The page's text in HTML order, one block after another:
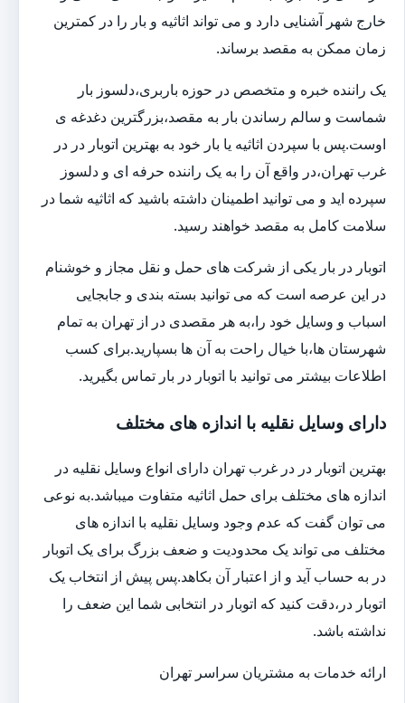
خارج شهر آشنایی دارد و می تواند اثاثیه و بار را در کمترین
زمان ممکن به مقصد برساند.
یک راننده خبره و متخصص در حوزه باربری،دلسوز بار
شماست و سالم رساندن بار به مقصد،بزرگترین دغدغه ی
اوست.پس با سپردن اثاثیه یا بار خود به بهترین اتوبار در در
غرب تهران،در واقع آن را به یک راننده حرفه ای و دلسوز
سپرده اید و می توانید اطمینان داشته باشید که اثاثیه شما در
سلامت کامل به مقصد خواهند رسید.
اتوبار در بار یکی از شرکت های حمل و نقل مجاز و خوشنام
در این عرصه است که می توانید بسته بندی و جابجایی
اسباب و وسایل خود را،به هر مقصدی در از تهران به تمام
شهرستان ها،با خیال راحت به آن ها بسپارید.برای کسب
اطلاعات بیشتر می توانید با اتوبار در بار تماس بگیرید.
دارای وسایل نقلیه با اندازه های مختلف
بهترین اتوبار در در غرب تهران دارای انواع وسایل نقلیه در
اندازه های مختلف برای حمل اثاثیه متفاوت می‎باشد.به نوعی
می توان گفت که عدم وجود وسایل نقلیه با اندازه های
مختلف می تواند یک محدودیت و ضعف بزرگ برای یک اتوبار
در به حساب آید و از اعتبار آن بکاهد.پس پیش از انتخاب یک
اتوبار در،دقت کنید که اتوبار در انتخابی شما این ضعف را
نداشته باشد.
ارائه خدمات به مشتریان سراسر تهران